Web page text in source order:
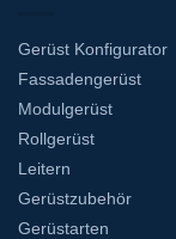
Gerüst Konfigurator
Fassadengerüst
Modulgerüst
Rollgerüst
Leitern
Gerüstzubehör
Gerüstarten